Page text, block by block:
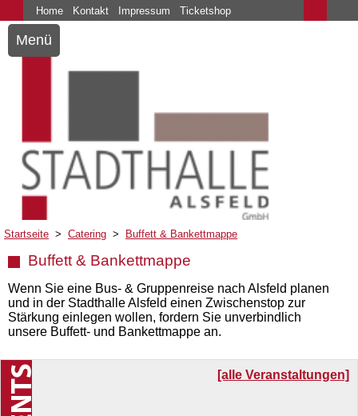
Home Kontakt Impressum Ticketshop
Startseite > Catering > Buffett & Bankettmappe
Buffett & Bankettmappe
Wenn Sie eine Bus- & Gruppenreise nach Alsfeld planen
und in der Stadthalle Alsfeld einen Zwischenstop zur
Stärkung einlegen wollen, fordern Sie unverbindlich
unsere Buffett- und Bankettmappe an.
[alle Veranstaltungen]
Menü